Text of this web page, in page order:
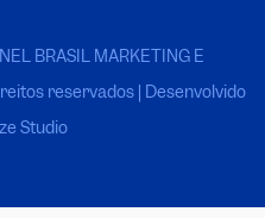
BRASIL MARKETING E
reservados | Desenvolvido
Studio